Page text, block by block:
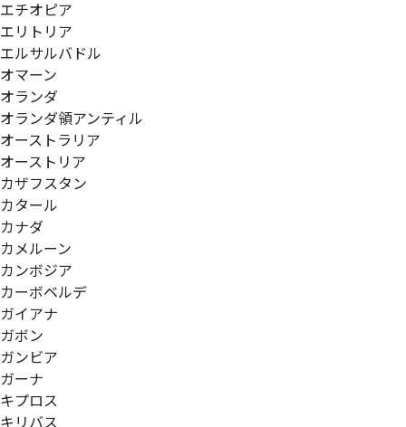
エチオピア
エリトリア
エルサルバドル
オマーン
オランダ
オランダ領アンティル
オーストラリア
オーストリア
カザフスタン
カタール
カナダ
カメルーン
カンボジア
カーボベルデ
ガイアナ
ガボン
ガンビア
ガーナ
キプロス